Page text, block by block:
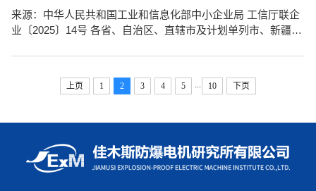
测结果既高效又安全。...
来源：中华人民共和国工业和信息化部中小企业局 工信厅联企
业〔2025〕14号 各省、自治区、直辖市及计划单列市、新疆生
务主管部门、应急管理厅（局）、市场监管局（厅、委）、知
识产权局、总工会、工商联、贸促会；中国人民银行上海总
局各省、自治区、直辖市、...
上页 1 2 3 4 5 ... 10 下页